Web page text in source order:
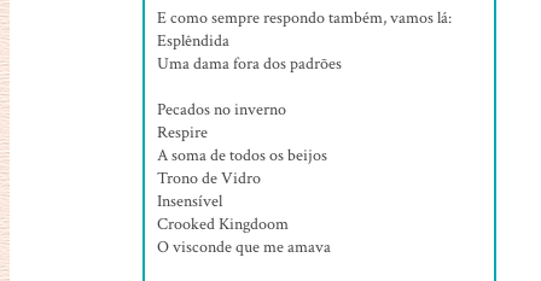
E como sempre respondo também, vamos lá:
Esplêndida
Uma dama fora dos padrões
Pecados no inverno
Respire
A soma de todos os beijos
Trono de Vidro
Insensível
Crooked Kingdoom
O visconde que me amava